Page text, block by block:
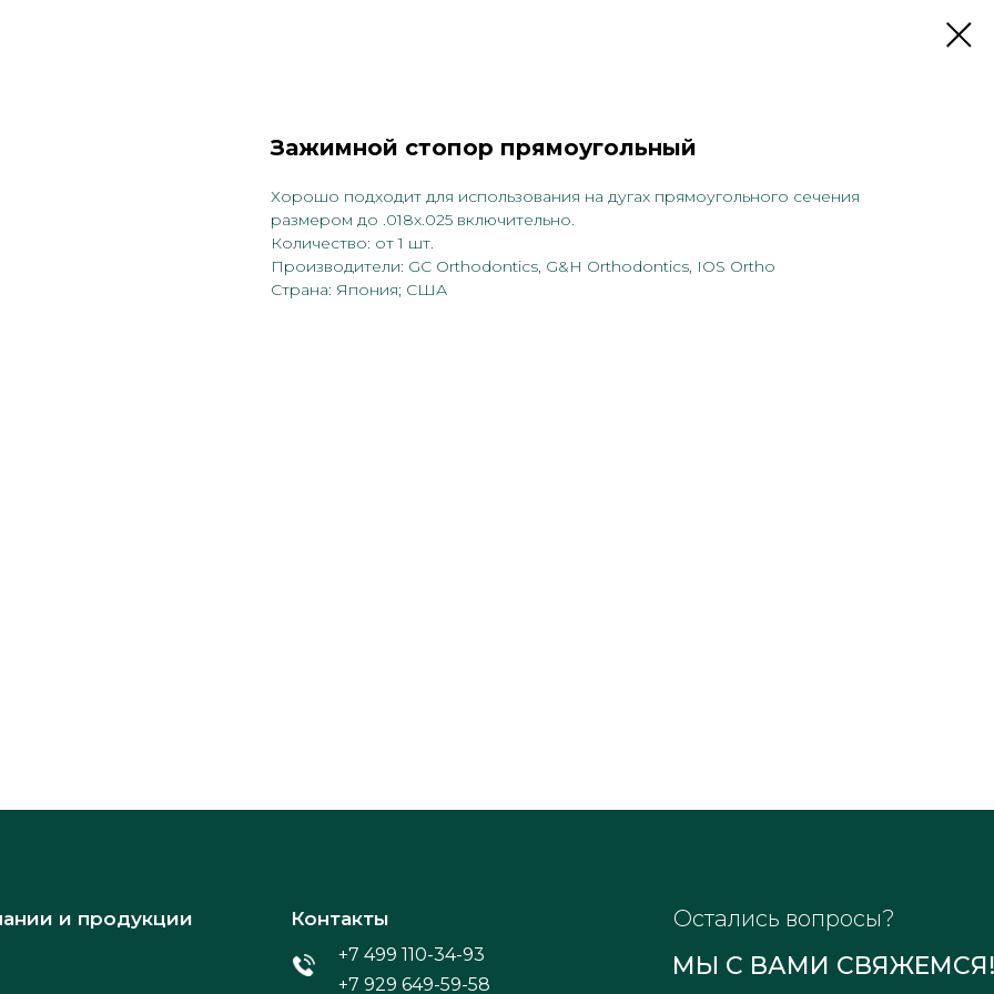
Зажимной стопор прямоугольный
Хорошо подходит для использования на дугах прямоугольного сечения
размером до .018х.025 включительно.
Количество: от 1 шт.
Производители: GC Orthodontics, G&H Orthodontics, IOS Ortho
Страна: Япония; США
Остались вопросы?
МЫ С ВАМИ СВЯЖЕМСЯ!
+7 929 649-59-58
и продукции Контакты
+7 499 110-34-93